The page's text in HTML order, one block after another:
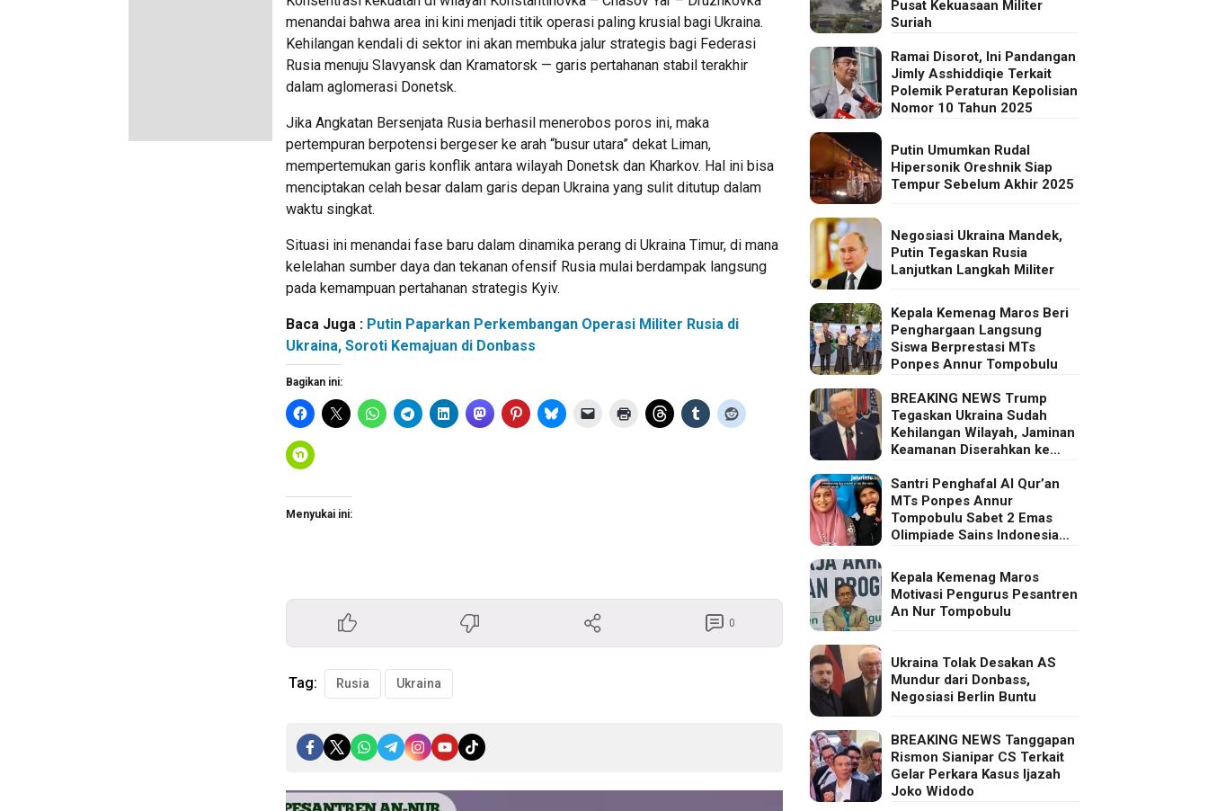
menandai bahwa area ini kini menjadi titik operasi paling krusial bagi Ukraina.
Kehilangan kendali di sektor ini akan membuka jalur strategis bagi Federasi
Rusia menuju Slavyansk dan Kramatorsk — garis pertahanan stabil terakhir
dalam aglomerasi Donetsk.
Jika Angkatan Bersenjata Rusia berhasil menerobos poros ini, maka
pertempuran berpotensi bergeser ke arah “busur utara” dekat Liman,
mempertemukan garis konflik antara wilayah Donetsk dan Kharkov. Hal ini bisa
menciptakan celah besar dalam garis depan Ukraina yang sulit ditutup dalam
waktu singkat.
Situasi ini menandai fase baru dalam dinamika perang di Ukraina Timur, di mana
kelelahan sumber daya dan tekanan ofensif Rusia mulai berdampak langsung
pada kemampuan pertahanan strategis Kyiv.
Baca Juga : Putin Paparkan Perkembangan Operasi Militer Rusia di
Ukraina, Soroti Kemajuan di Donbass
Bagikan ini:
Menyukai ini:
0
Tag: Rusia Ukraina
Pemutar
Pusat Kekuasaan Militer
Suriah
Ramai Disorot, Ini Pandangan
Jimly Asshiddiqie Terkait
Polemik Peraturan Kepolisian
Nomor 10 Tahun 2025
Putin Umumkan Rudal
Hipersonik Oreshnik Siap
Tempur Sebelum Akhir 2025
Negosiasi Ukraina Mandek,
Putin Tegaskan Rusia
Lanjutkan Langkah Militer
Kepala Kemenag Maros Beri
Penghargaan Langsung
Siswa Berprestasi MTs
Ponpes Annur Tompobulu
BREAKING NEWS Trump
Tegaskan Ukraina Sudah
Kehilangan Wilayah, Jaminan
Keamanan Diserahkan ke
Santri Penghafal Al Qur’an
MTs Ponpes Annur
Tompobulu Sabet 2 Emas
Olimpiade Sains Indonesia
Kepala Kemenag Maros
Motivasi Pengurus Pesantren
An Nur Tompobulu
Ukraina Tolak Desakan AS
Mundur dari Donbass,
Negosiasi Berlin Buntu
BREAKING NEWS Tanggapan
Rismon Sianipar CS Terkait
Gelar Perkara Kasus Ijazah
Joko Widodo